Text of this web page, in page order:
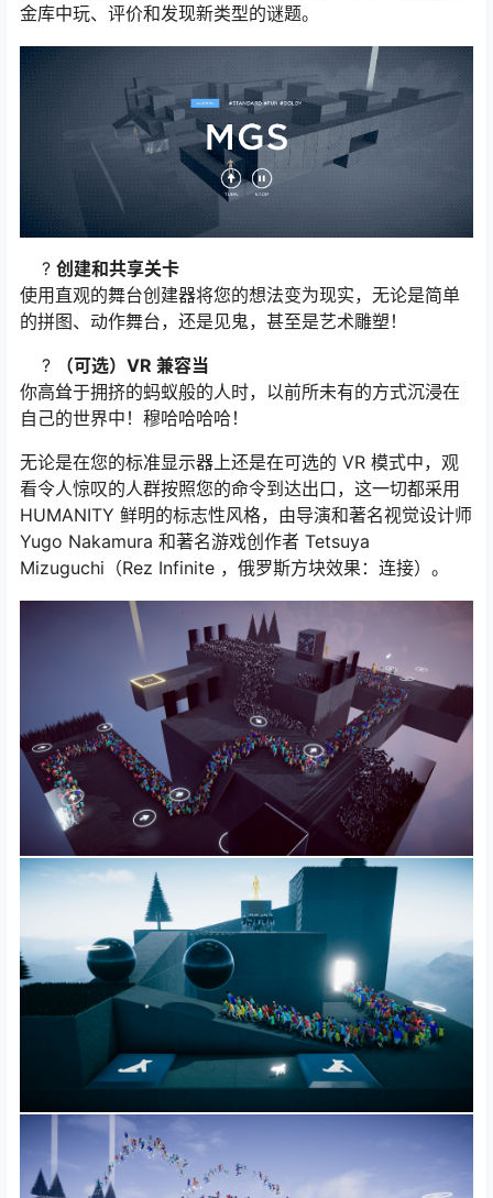
金库中玩、评价和发现新类型的谜题。
? 创建和共享关卡
使用直观的舞台创建器将您的想法变为现实，无论是简单
的拼图、动作舞台，还是见鬼，甚至是艺术雕塑！
?
（可选）VR 兼容当
你高耸于拥挤的蚂蚁般的人时，以前所未有的方式沉浸在
自己的世界中！穆哈哈哈哈！
无论是在您的标准显示器上还是在可选的 VR 模式中，观
看令人惊叹的人群按照您的命令到达出口，这一切都采用
HUMANITY 鲜明的标志性风格，由导演和著名视觉设计师
Yugo Nakamura 和著名游戏创作者 Tetsuya
Mizuguchi（Rez Infinite ，俄罗斯方块效果：连接）。